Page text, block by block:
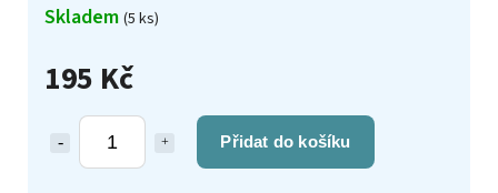
195 Kč
Přidat do košíku
Skladem (5 ks)